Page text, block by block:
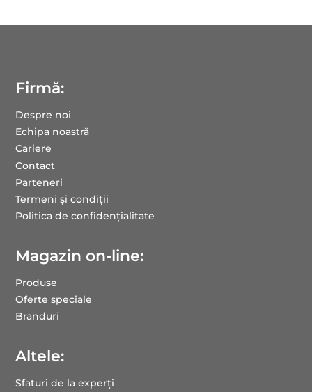
Firmă:
Despre noi
Echipa noastră
Cariere
Contact
Parteneri
Termeni și condiții
Politica de confidențialitate
Magazin on-line:
Produse
Oferte speciale
Branduri
Altele:
Sfaturi de la experți